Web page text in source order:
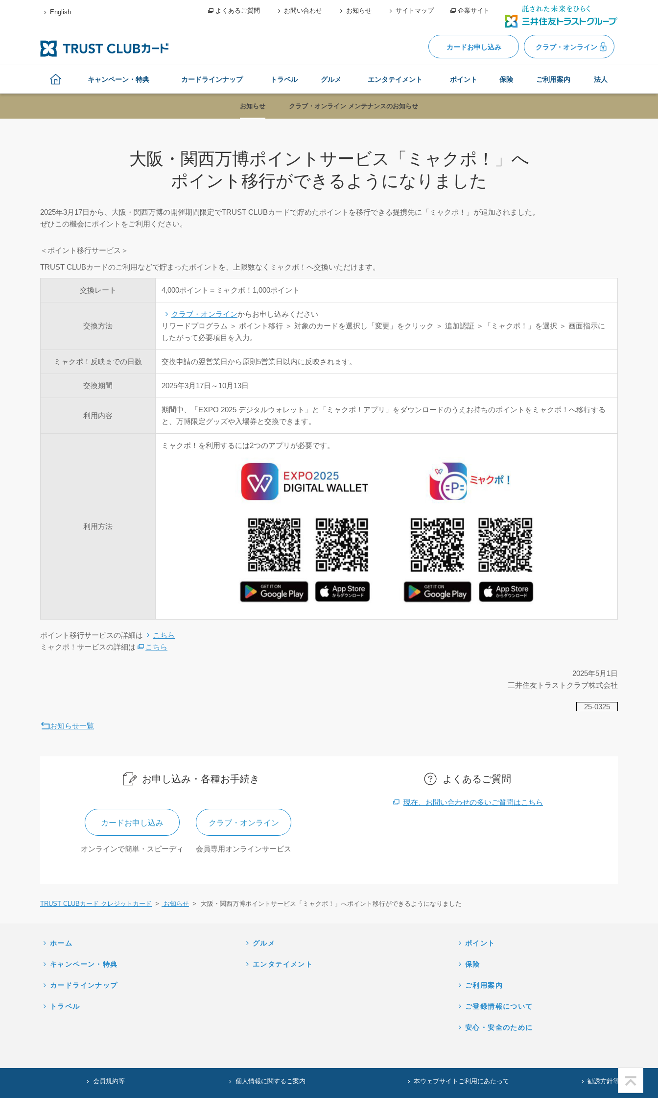
English よくあるご質問 お問い合わせ お知らせ サイトマップ 企業サイト
カードお申し込み クラブ・オンライン
キャンペーン・特典 カードラインナップ トラベル グルメ エンタテイメント ポイント 保険 ご利用案内 法人
お知らせ クラブ・オンライン メンテナンスのお知らせ
大阪・関西万博ポイントサービス「ミャクポ！」へ
ポイント移行ができるようになりました
2025年3月17日から、大阪・関西万博の開催期間限定でTRUST CLUBカードで貯めたポイントを移行できる提携先に「ミャクポ！」が追加されました。
ぜひこの機会にポイントをご利用ください。
＜ポイント移行サービス＞
TRUST CLUBカードのご利用などで貯まったポイントを、上限数なくミャクポ！へ交換いただけます。
交換レート 4,000ポイント＝ミャクポ！1,000ポイント
交換方法
クラブ・オンラインからお申し込みください
リワードプログラム ＞ ポイント移行 ＞ 対象のカードを選択し「変更」をクリック ＞ 追加認証 ＞「ミャクポ！」を選択 ＞ 画面指示に
したがって必要項目を入力。
ミャクポ！反映までの日数 交換申請の翌営業日から原則5営業日以内に反映されます。
交換期間 2025年3月17日～10月13日
利用内容
期間中、「EXPO 2025 デジタルウォレット」と「ミャクポ！アプリ」をダウンロードのうえお持ちのポイントをミャクポ！へ移行する
と、万博限定グッズや入場券と交換できます。
利用方法
ミャクポ！を利用するには2つのアプリが必要です。
ポイント移行サービスの詳細は
こちら
ミャクポ！サービスの詳細は
こちら
2025年5月1日
三井住友トラストクラブ株式会社
25-0325
お知らせ一覧
お申し込み・各種お手続き
カードお申し込み
オンラインで簡単・スピーディ
クラブ・オンライン
会員専用オンラインサービス
よくあるご質問
現在、お問い合わせの多いご質問はこちら
TRUST CLUBカード クレジットカード お知らせ 大阪・関西万博ポイントサービス「ミャクポ！」へポイント移行ができるようになりました
ホーム
キャンペーン・特典
カードラインナップ
トラベル
グルメ
エンタテイメント
ポイント
保険
ご利用案内
ご登録情報について
安心・安全のために
会員規約等 個人情報に関するご案内 本ウェブサイトご利用にあたって 勧誘方針等